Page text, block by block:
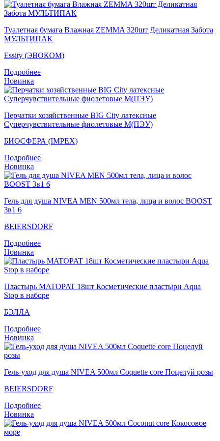
Туалетная бумага Влажная ZEMMA 320шт Деликатная Забота
МУЛЬТИПАК
Essity (ЭВОКОМ)
Подробнее
Новинка
Перчатки хозяйственные BIG City латексные
Суперчувствительные фиолетовые M(ПЭУ)
БИОСФЕРА (IMPEX)
Подробнее
Новинка
Гель для душа NIVEA MEN 500мл тела, лица и волос BOOST
3в1 6
BEIERSDORF
Подробнее
Новинка
Пластырь MATOPAT 18шт Косметические пластыри Aqua
Stop в наборе
БЭЛЛА
Подробнее
Новинка
Гель-уход для душа NIVEA 500мл Coquette core Поцелуй розы
BEIERSDORF
Подробнее
Новинка